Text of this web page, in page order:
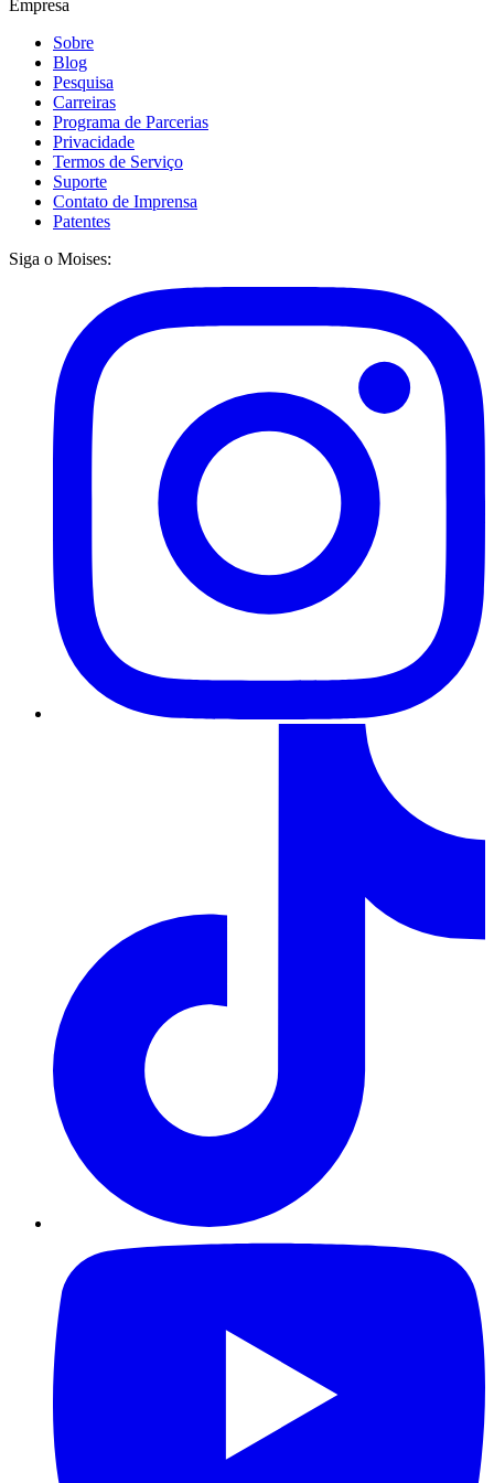
Empresa
Sobre
Blog
Pesquisa
Carreiras
Programa de Parcerias
Privacidade
Termos de Serviço
Suporte
Contato de Imprensa
Patentes
Siga o Moises: